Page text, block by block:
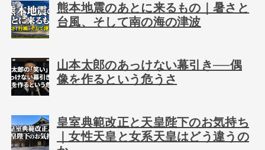
熊本地震のあとに来るもの｜暑さと
台風、そして南の海の津波
山本太郎のあっけない幕引き──偶
像を作るという危うさ
皇室典範改正と天皇陛下のお気持ち
｜女性天皇と女系天皇はどう違うの